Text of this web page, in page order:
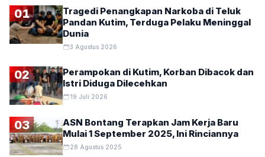
01
Tragedi Penangkapan Narkoba di Teluk
Pandan Kutim, Terduga Pelaku Meninggal
Dunia
3 Agustus 2026
02
Perampokan di Kutim, Korban Dibacok dan
Istri Diduga Dilecehkan
19 Juli 2026
03
ASN Bontang Terapkan Jam Kerja Baru
Mulai 1 September 2025, Ini Rinciannya
28 Agustus 2025